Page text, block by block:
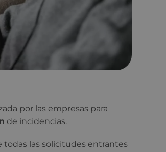
por las empresas para
de incidencias.
todas las solicitudes entrantes